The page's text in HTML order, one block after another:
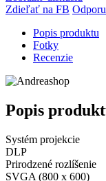
Zdieľať na FB
Popis produktu
Fotky
Recenzie
Popis
Systém projekcie‎
DLP‎
Prirodzené rozlíšenie‎
SVGA (800 x 600)‎